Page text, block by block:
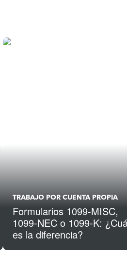
TRABAJO POR CUENTA PROPIA
Formularios 1099-MISC,
1099-NEC o 1099-K:
es la diferencia?